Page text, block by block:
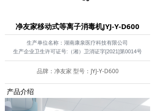
净友家移动式等离子消毒机JYJ-Y-D600
生产单位名称：湖南康泉医疗科技有限公司
生产企业卫生许可证号:（湘）卫消证字[2021]第0014号
品牌：净友家 型号：JYJ-Y-D600
产品介绍